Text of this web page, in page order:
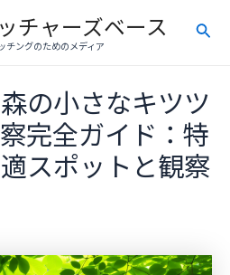
チャーズベース
チングのためのメディア
検
の小さなキツツ
完全ガイド：特
スポットと観察